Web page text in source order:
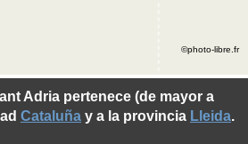
Adria pertenece (de mayor a
Cataluña y a la provincia Lleida.
©photo-libre.fr